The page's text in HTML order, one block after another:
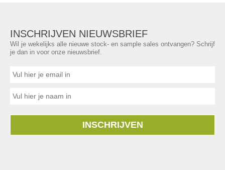
INSCHRIJVEN NIEUWSBRIEF
Wil je wekelijks alle nieuwe stock- en sample sales ontvangen? Schrijf
je dan in voor onze nieuwsbrief.
INSCHRIJVEN